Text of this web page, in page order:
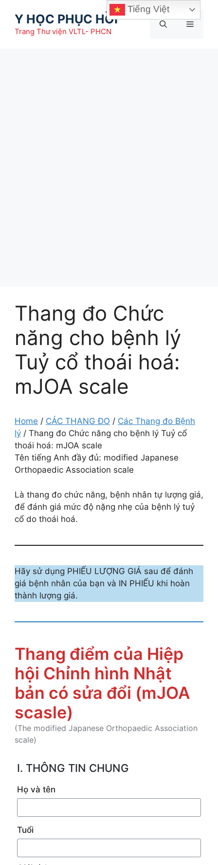
Y HỌC PHỤC HỒI
Trang Thư viện VLTL- PHCN
Menu
Thang đo Chức
năng cho bệnh lý
Tuỷ cổ thoái hoá:
mJOA scale
Home / CÁC THANG ĐO / Các Thang đo Bệnh
lý / Thang đo Chức năng cho bệnh lý Tuỷ cổ
thoái hoá: mJOA scale
Tên tiếng Anh đầy đủ: modified Japanese
Orthopaedic Association scale
Là thang đo chức năng, bệnh nhân tự lượng giá,
để đánh giá mức độ nặng nhẹ của bệnh lý tuỷ
cổ do thoái hoá.
Hãy sử dụng PHIẾU LƯỢNG GIÁ sau để đánh
giá bệnh nhân của bạn và IN PHIẾU khi hoàn
thành lượng giá.
Thang điểm của Hiệp
hội Chỉnh hình Nhật
bản có sửa đổi (mJOA
scasle)
(The modified Japanese Orthopaedic Association
scale)
I. THÔNG TIN CHUNG
Họ và tên
Tuổi
Tiếng Việt